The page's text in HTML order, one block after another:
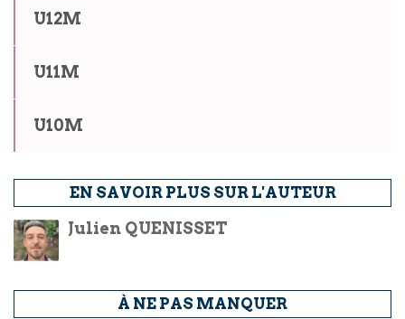
U12M
U11M
U10M
EN SAVOIR PLUS SUR L'AUTEUR
Julien QUENISSET
À NE PAS MANQUER